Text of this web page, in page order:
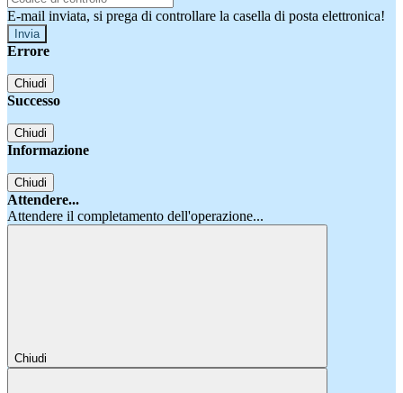
E-mail inviata, si prega di controllare la casella di posta elettronica!
Errore
Chiudi
Successo
Chiudi
Informazione
Chiudi
Attendere...
Attendere il completamento dell'operazione...
Chiudi